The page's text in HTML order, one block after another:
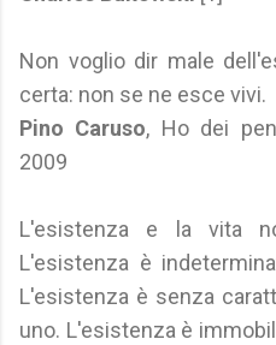
Non voglio dir male
certa: non se ne esce vivi.
Pino Caruso, Ho dei
2009
L'esistenza e la vita
L'esistenza è
L'esistenza è senza
uno. L'esistenza è